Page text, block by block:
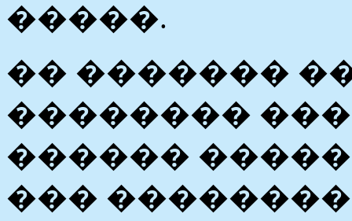
�����.
�� �������
��������
������
���